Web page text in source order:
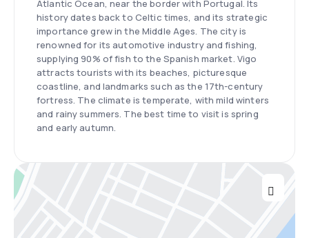
Atlantic Ocean, near the border with Portugal. Its
history dates back to Celtic times, and its strategic
importance grew in the Middle Ages. The city is
renowned for its automotive industry and fishing,
supplying 90% of fish to the Spanish market. Vigo
attracts tourists with its beaches, picturesque
coastline, and landmarks such as the 17th-century
fortress. The climate is temperate, with mild winters
and rainy summers. The best time to visit is spring
and early autumn.